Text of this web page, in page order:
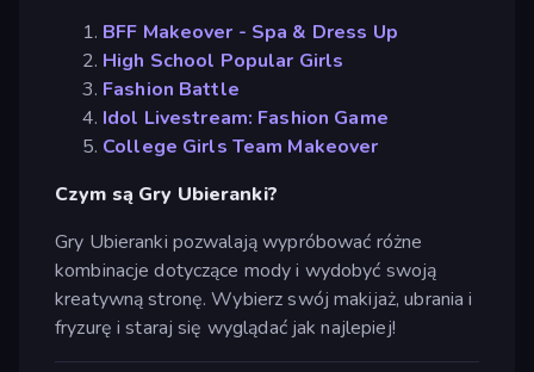
BFF Makeover - Spa & Dress Up
High School Popular Girls
Fashion Battle
Idol Livestream: Fashion Game
College Girls Team Makeover
Czym są Gry Ubieranki?
Gry Ubieranki pozwalają wypróbować różne
kombinacje dotyczące mody i wydobyć swoją
kreatywną stronę. Wybierz swój makijaż, ubrania i
fryzurę i staraj się wyglądać jak najlepiej!